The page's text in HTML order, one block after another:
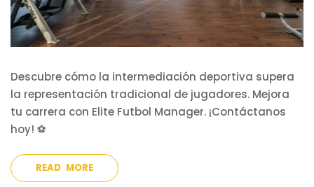
Descubre cómo la intermediación deportiva supera
la representación tradicional de jugadores. Mejora
tu carrera con Elite Futbol Manager. ¡Contáctanos
hoy! ⚽
READ MORE